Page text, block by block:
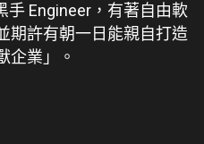
手 Engineer，有著自由軟
期許有朝一日能親自打造
企業」。